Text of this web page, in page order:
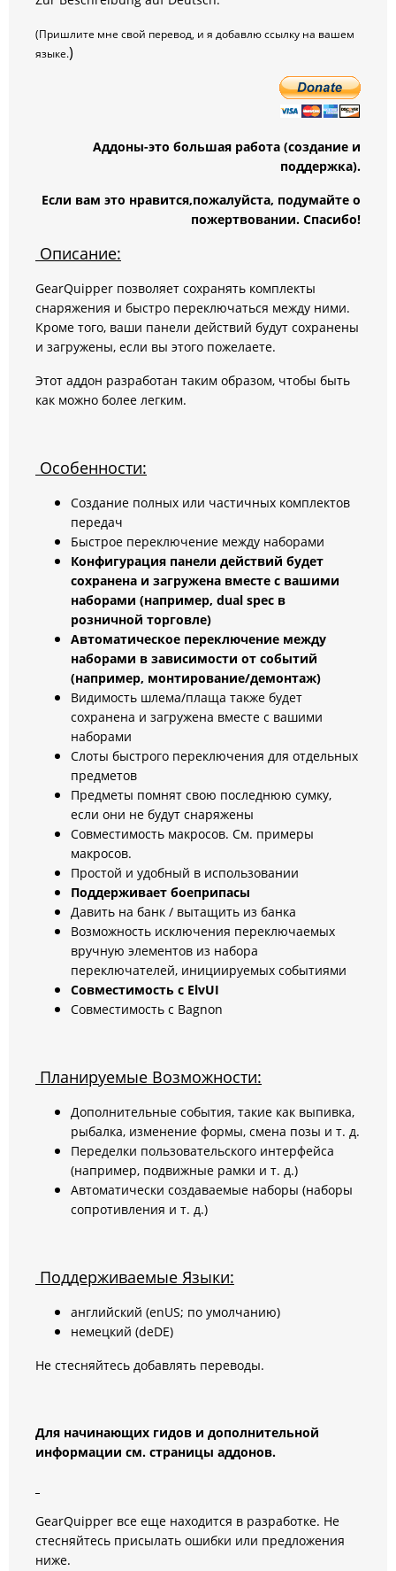
(Пришлите мне свой перевод, и я добавлю ссылку на вашем
языке.)
Аддоны-это большая работа (создание и
поддержка).
Если вам это нравится,пожалуйста, подумайте о
пожертвовании. Спасибо!
Описание:
GearQuipper позволяет сохранять комплекты
снаряжения и быстро переключаться между ними.
Кроме того, ваши панели действий будут сохранены
и загружены, если вы этого пожелаете.
Этот аддон разработан таким образом, чтобы быть
как можно более легким.
Особенности:
Создание полных или частичных комплектов
передач
Быстрое переключение между наборами
Конфигурация панели действий будет
сохранена и загружена вместе с вашими
наборами (например, dual spec в
розничной торговле)
Автоматическое переключение между
наборами в зависимости от событий
(например, монтирование/демонтаж)
Видимость шлема/плаща также будет
сохранена и загружена вместе с вашими
наборами
Слоты быстрого переключения для отдельных
предметов
Предметы помнят свою последнюю сумку,
если они не будут снаряжены
Совместимость макросов. См. примеры
макросов.
Простой и удобный в использовании
Поддерживает боеприпасы
Давить на банк / вытащить из банка
Возможность исключения переключаемых
вручную элементов из набора
переключателей, инициируемых событиями
Совместимость с ElvUI
Совместимость с Bagnon
Планируемые Возможности:
Дополнительные события, такие как выпивка,
рыбалка, изменение формы, смена позы и т. д.
Переделки пользовательского интерфейса
(например, подвижные рамки и т. д.)
Автоматически создаваемые наборы (наборы
сопротивления и т. д.)
Поддерживаемые Языки:
английский (enUS; по умолчанию)
немецкий (deDE)
Не стесняйтесь добавлять переводы.
Для начинающих гидов и дополнительной
информации см. страницы аддонов.
GearQuipper все еще находится в разработке. Не
стесняйтесь присылать ошибки или предложения
ниже.